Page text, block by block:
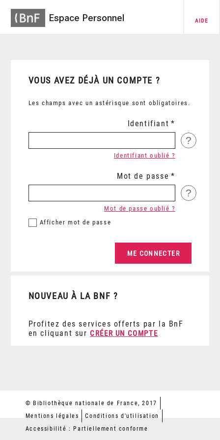
Espace Personnel AIDE
VOUS AVEZ DÉJÀ UN COMPTE ?
Les champs avec un astérisque sont obligatoires.
Identifiant
?
Identifiant oublié ?
Mot de passe
?
Afficher mot de passe
Mot de passe oublié ?
NOUVEAU À LA BNF ?
Profitez des services offerts par la BnF
en cliquant sur CRÉER UN COMPTE
© Bibliothèque nationale de France, 2017
Mentions légales
Conditions d'utilisation
Accessibilité : Partiellement conforme